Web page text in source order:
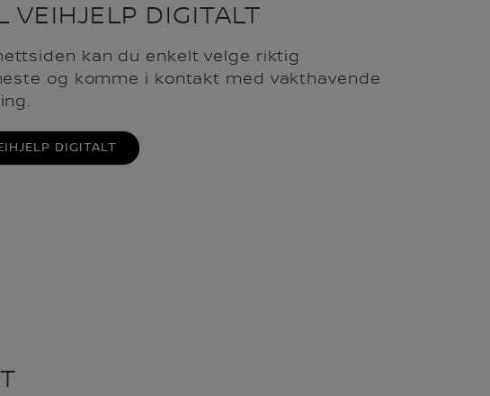
VEIHJELP DIGITALT
kan du enkelt velge riktig
og komme i kontakt med vakthavende
DIGITALT